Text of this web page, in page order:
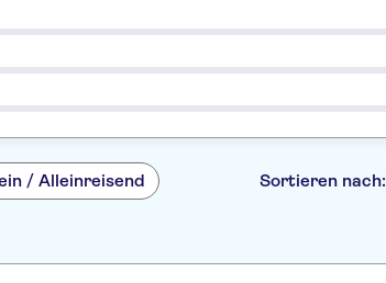
/ Alleinreisend
Sortieren nach: